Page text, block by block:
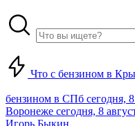
Что с бензином в
бензином в СПб сегодня,
Воронеже сегодня, 8
Игорь Быкин